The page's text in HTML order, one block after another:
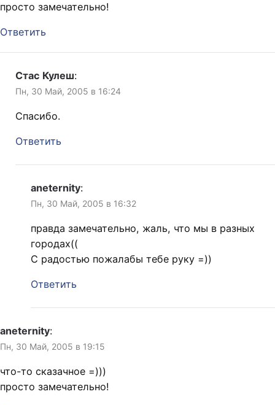
просто замечательно!
Ответить
Стас Кулеш:
Пн, 30 Май, 2005 в 16:24
Спасибо.
Ответить
aneternity:
Пн, 30 Май, 2005 в 16:32
правда замечательно, жаль, что мы в разных
городах((
С радостью пожалабы тебе руку =))
Ответить
aneternity:
Пн, 30 Май, 2005 в 19:15
что-то сказачное =)))
просто замечательно!